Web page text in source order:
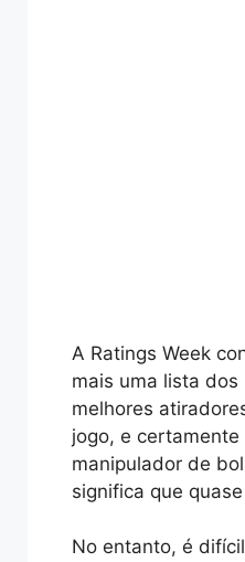
A Ratings Week
mais uma lista
melhores
jogo, e
manipulador de
significa que
No entanto, é